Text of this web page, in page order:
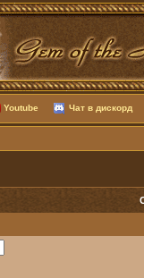
Youtube Чат в дискорд